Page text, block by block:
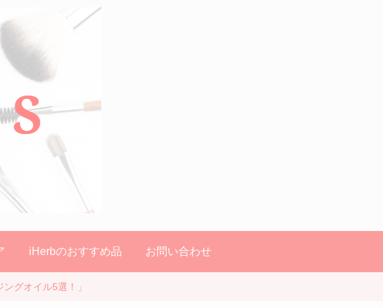
iHerbのおすすめ品 お問い合わせ
グオイル5選！」